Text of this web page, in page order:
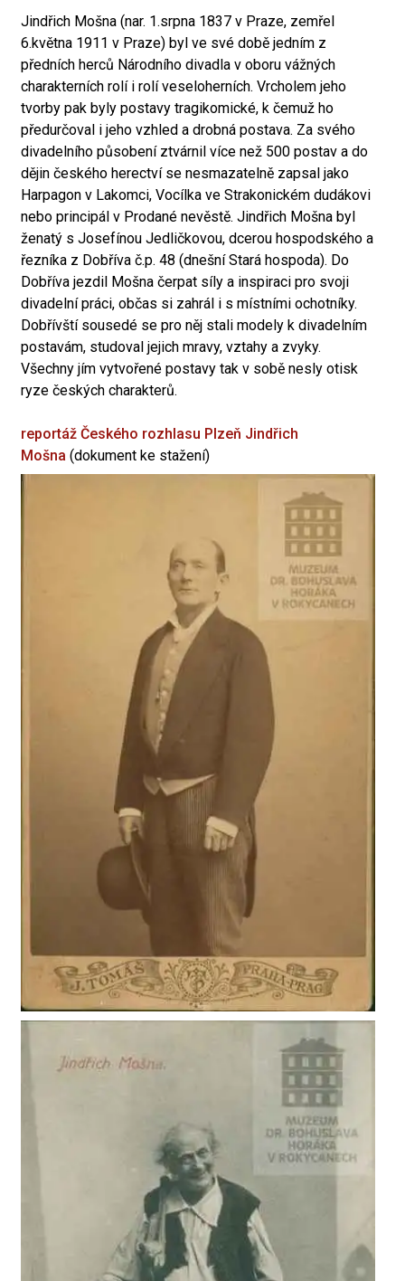
Jindřich Mošna (nar. 1.srpna 1837 v Praze, zemřel
6.května 1911 v Praze) byl ve své době jedním z
předních herců Národního divadla v oboru vážných
charakterních rolí i rolí veseloherních. Vrcholem jeho
tvorby pak byly postavy tragikomické, k čemuž ho
předurčoval i jeho vzhled a drobná postava. Za svého
divadelního působení ztvárnil více než 500 postav a do
dějin českého herectví se nesmazatelně zapsal jako
Harpagon v Lakomci, Vocílka ve Strakonickém dudákovi
nebo principál v Prodané nevěstě. Jindřich Mošna byl
ženatý s Josefínou Jedličkovou, dcerou hospodského a
řezníka z Dobříva č.p. 48 (dnešní Stará hospoda). Do
Dobříva jezdil Mošna čerpat síly a inspiraci pro svoji
divadelní práci, občas si zahrál i s místními ochotníky.
Dobřívští sousedé se pro něj stali modely k divadelním
postavám, studoval jejich mravy, vztahy a zvyky.
Všechny jím vytvořené postavy tak v sobě nesly otisk
ryze českých charakterů.
reportáž Českého rozhlasu Plzeň Jindřich
Mošna (dokument ke stažení)